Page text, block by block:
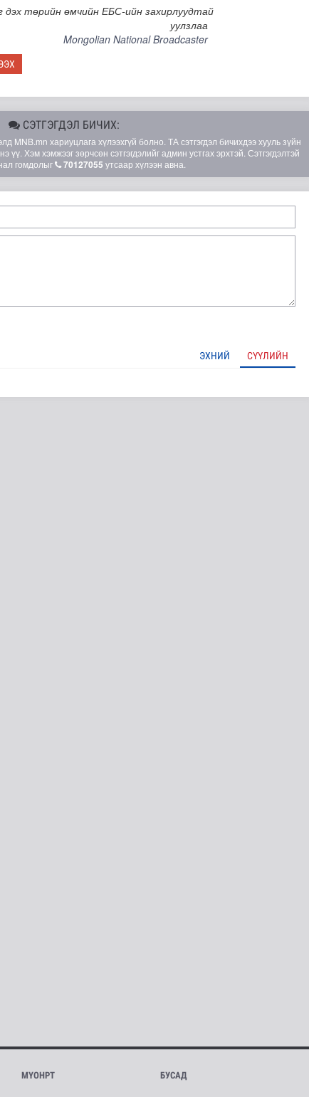
дэх төрийн өмчийн ЕБС-ийн захирлуудтай
уулзлаа
Mongolian National Broadcaster
СЭТГЭГДЭЛ БИЧИХ:
хариуцлага хүлээхгүй болно. ТА сэтгэгдэл бичихдээ хууль зүйн
үү. Хэм хэмжээг зөрчсөн сэтгэгдэлийг админ устгах эрхтэй. Сэтгэгдэлтэй
гомдолыг
70127055 утсаар хүлээн авна.
ЭХНИЙ СҮҮЛИЙН
МҮОНРТ БУСАД